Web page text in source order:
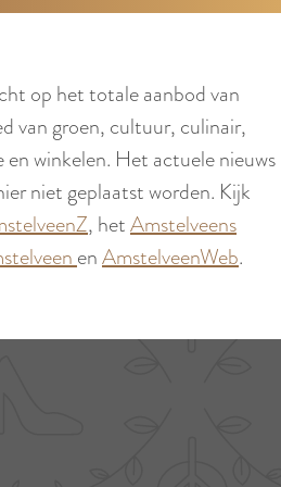
op het totale aanbod van
van groen, cultuur, culinair,
winkelen. Het actuele nieuws
niet geplaatst worden. Kijk
, hetAmstelveens
enAmstelveenWeb.